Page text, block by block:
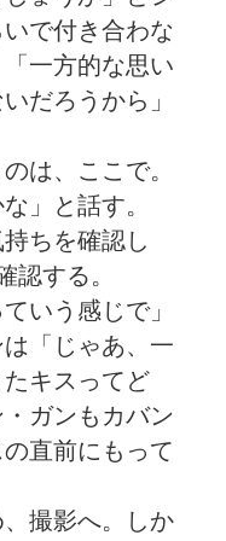
で付き合わな
一方的な思い
だろうから」
は、ここで。
」と話す。
ちを確認し
する。
いう感じで」
「じゃあ、一
キスってど
ガンもカバン
直前にもって
撮影へ。しか